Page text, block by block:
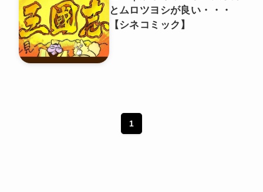
とムロツヨシが良い・・・
【シネコミック】
1